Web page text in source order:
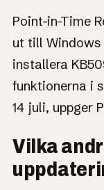
Point-in-Time
ut till Windows
installera
funktionerna i
14 juli, uppger
Vilka